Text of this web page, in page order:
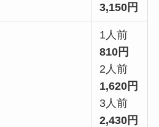
3,150円
1人前
810円
2人前
1,620円
3人前
2,430円